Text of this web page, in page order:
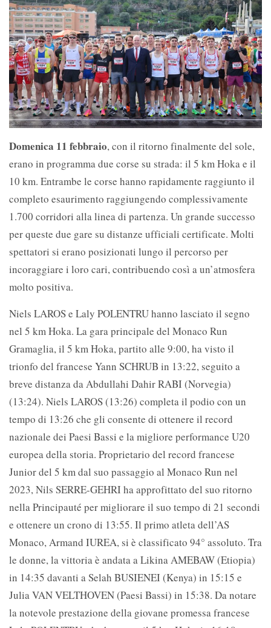
Domenica 11 febbraio, con il ritorno finalmente del sole,
erano in programma due corse su strada: il 5 km Hoka e il
10 km. Entrambe le corse hanno rapidamente raggiunto il
completo esaurimento raggiungendo complessivamente
1.700 corridori alla linea di partenza. Un grande successo
per queste due gare su distanze ufficiali certificate. Molti
spettatori si erano posizionati lungo il percorso per
incoraggiare i loro cari, contribuendo così a un’atmosfera
molto positiva.
Niels LAROS e Laly POLENTRU hanno lasciato il segno
nel 5 km Hoka. La gara principale del Monaco Run
Gramaglia, il 5 km Hoka, partito alle 9:00, ha visto il
trionfo del francese Yann SCHRUB in 13:22, seguito a
breve distanza da Abdullahi Dahir RABI (Norvegia)
(13:24). Niels LAROS (13:26) completa il podio con un
tempo di 13:26 che gli consente di ottenere il record
nazionale dei Paesi Bassi e la migliore performance U20
europea della storia. Proprietario del record francese
Junior del 5 km dal suo passaggio al Monaco Run nel
2023, Nils SERRE-GEHRI ha approfittato del suo ritorno
nella Principauté per migliorare il suo tempo di 21 secondi
e ottenere un crono di 13:55. Il primo atleta dell’AS
Monaco, Armand IUREA, si è classificato 94° assoluto. Tra
le donne, la vittoria è andata a Likina AMEBAW (Etiopia)
in 14:35 davanti a Selah BUSIENEI (Kenya) in 15:15 e
Julia VAN VELTHOVEN (Paesi Bassi) in 15:38. Da notare
la notevole prestazione della giovane promessa francese